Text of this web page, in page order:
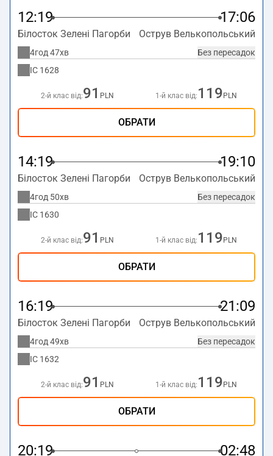
12:19 17:06
Білосток Зелені Пагорби Острув Велькопольський
Без пересадок
4год 47хв
IC 1628
2-й клас від:91 PLN 1-й клас від: 119 PLN
ОБРАТИ
14:19 19:10
Білосток Зелені Пагорби Острув Велькопольський
Без пересадок
4год 50хв
IC 1630
2-й клас від:91 PLN 1-й клас від: 119 PLN
ОБРАТИ
16:19 21:09
Білосток Зелені Пагорби Острув Велькопольський
Без пересадок
4год 49хв
IC 1632
2-й клас від:91 PLN 1-й клас від: 119 PLN
ОБРАТИ
20:19 02:48